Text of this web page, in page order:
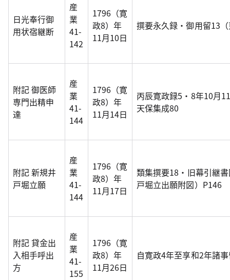
日光奉行御
用状宿継断
産
業
41-
142
1796（寛
政8）年
11月10日
撰要永久録・御用留13
附記 御医師
専門出精申
達
産
業
41-
144
1796（寛
政8）年
11月14日
丙辰寛政録5・8年10月
天保集成80
附記 新規井
戸堀立願
産
業
41-
144
1796（寛
政8）年
11月17日
類集撰要18・旧幕引継
戸堀立出願附図）P146
附記 貸金出
入相手呼出
方
産
業
41-
155
1796（寛
政8）年
11月26日
自寛政4年至享和2年諸